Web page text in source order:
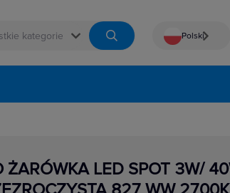
 Polski
Język
ŻARÓWKA LED SPOT 3W/